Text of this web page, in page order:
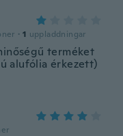
· 1 uppladdningar
terméket
alufólia érkezett)